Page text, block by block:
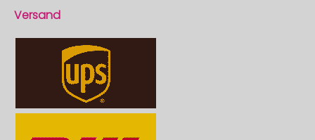
Versand